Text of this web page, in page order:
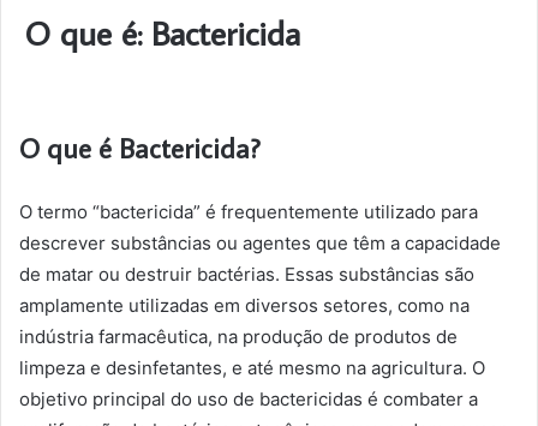
O que é: Bactericida
O que é Bactericida?
O termo “bactericida” é frequentemente utilizado para
descrever substâncias ou agentes que têm a capacidade
de matar ou destruir bactérias. Essas substâncias são
amplamente utilizadas em diversos setores, como na
indústria farmacêutica, na produção de produtos de
limpeza e desinfetantes, e até mesmo na agricultura. O
objetivo principal do uso de bactericidas é combater a